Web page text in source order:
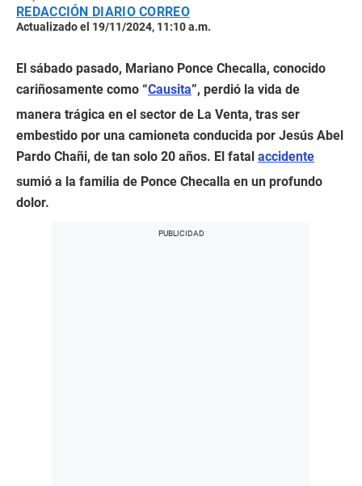
REDACCIÓN DIARIO CORREO
Actualizado el 19/11/2024, 11:10 a.m.
El sábado pasado, Mariano Ponce Checalla, conocido
cariñosamente como “Causita”, perdió la vida de
manera trágica en el sector de La Venta, tras ser
embestido por una camioneta conducida por Jesús Abel
Pardo Chañi, de tan solo 20 años. El fatal accidente
sumió a la familia de Ponce Checalla en un profundo
dolor.